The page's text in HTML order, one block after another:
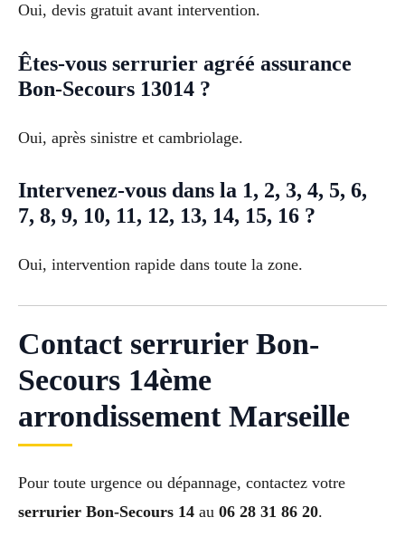
Oui, devis gratuit avant intervention.
Êtes-vous serrurier agréé assurance
Bon-Secours 13014 ?
Oui, après sinistre et cambriolage.
Intervenez-vous dans la 1, 2, 3, 4, 5, 6,
7, 8, 9, 10, 11, 12, 13, 14, 15, 16 ?
Oui, intervention rapide dans toute la zone.
Contact serrurier Bon-
Secours 14ème
arrondissement Marseille
Pour toute urgence ou dépannage, contactez votre
serrurier Bon-Secours 14 au 06 28 31 86 20.